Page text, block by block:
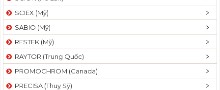
SCIEX (Mỹ)
SABIO (Mỹ)
RESTEK (Mỹ)
RAYTOR (Trung Quốc)
PROMOCHROM (Canada)
PRECISA (Thuỵ Sỹ)